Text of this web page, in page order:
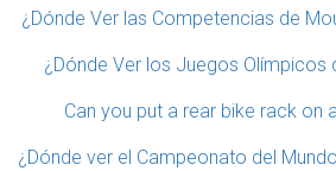
¿Dónde Ver las Competencias de
¿Dónde Ver los Juegos Olímpicos
Can you put a rear bike rack on
¿Dónde ver el Campeonato del